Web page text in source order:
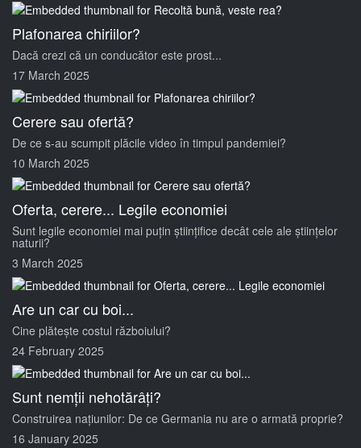
Plafonarea chiriilor?
Dacă crezi că un conducător este prost...
17 March 2025
Cerere sau ofertă?
De ce s-au scumpit plăcile video în timpul pandemiei?
10 March 2025
Oferta, cerere... Legile economiei
Sunt legile economiei mai puțin științifice decât cele ale științelor
naturii?
3 March 2025
Are un car cu boi...
Cine plătește costul războiului?
24 February 2025
Sunt nemții nehotărâți?
Construirea națiunilor: De ce Germania nu are o armată proprie?
16 January 2025